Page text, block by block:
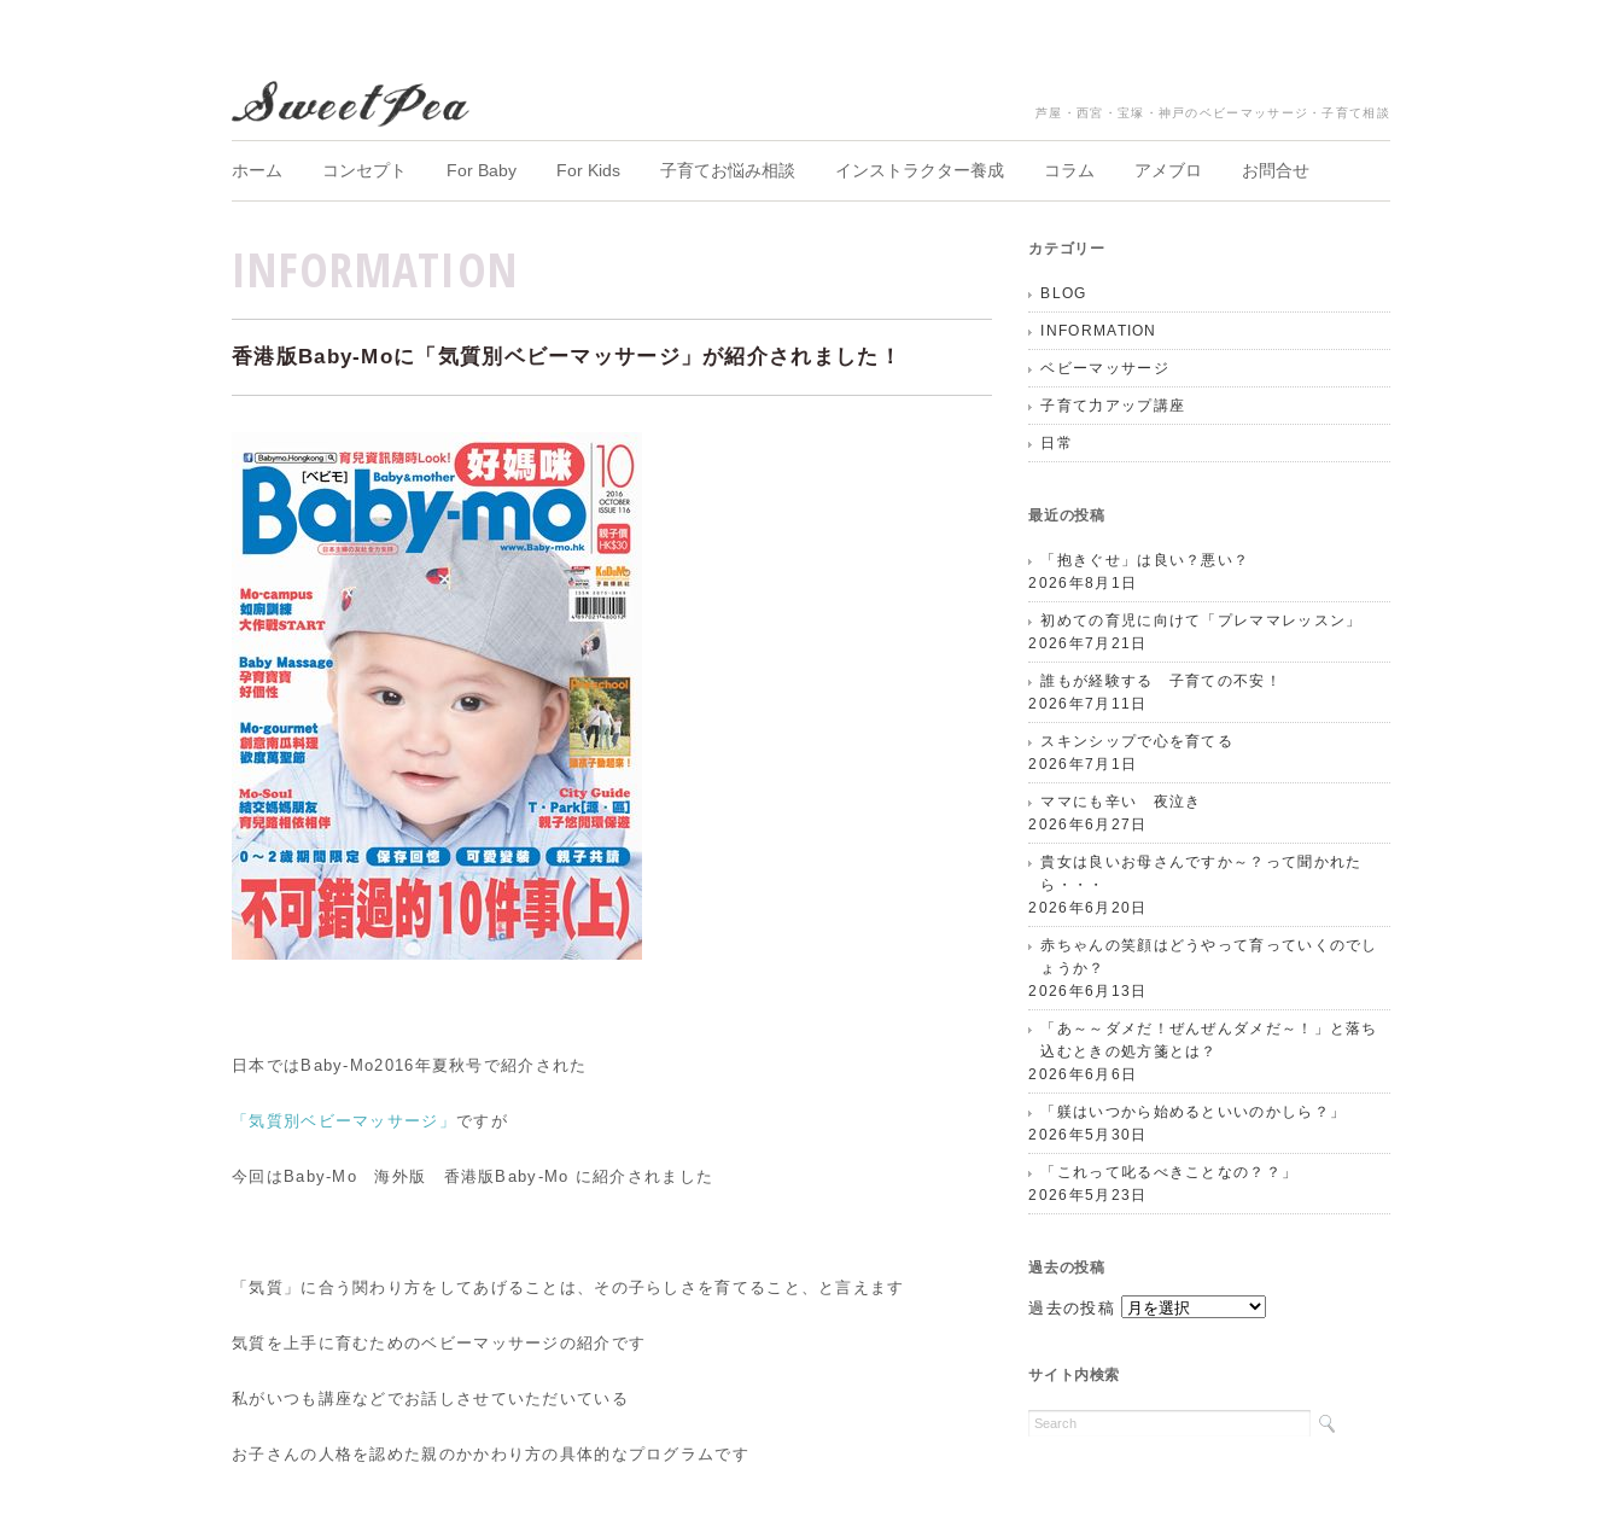
芦屋・西宮・宝塚・神戸のベビーマッサージ・子育て相談
ホーム コンセプト For Baby For Kids 子育てお悩み相談 インストラクター養成 コラム アメブロ お問合せ
INFORMATION
香港版Baby-Moに「気質別ベビーマッサージ」が紹介されました！
日本ではBaby-Mo2016年夏秋号で紹介された
「気質別ベビーマッサージ」 ですが
今回はBaby-Mo 海外版 香港版Baby-Mo に紹介されました
「気質」に合う関わり方をしてあげることは、その子らしさを育てること、と言えます
気質を上手に育むためのベビーマッサージの紹介です
私がいつも講座などでお話しさせていただいている
お子さんの人格を認めた親のかかわり方の具体的なプログラムです
カテゴリー
BLOG
INFORMATION
ベビーマッサージ
子育て力アップ講座
日常
最近の投稿
「抱きぐせ」は良い？悪い？
2026年8月1日
初めての育児に向けて「プレママレッスン」
2026年7月21日
誰もが経験する 子育ての不安！
2026年7月11日
スキンシップで心を育てる
2026年7月1日
ママにも辛い 夜泣き
2026年6月27日
貴女は良いお母さんですか～？って聞かれた
ら・・・
2026年6月20日
赤ちゃんの笑顔はどうやって育っていくのでし
ょうか？
2026年6月13日
「あ～～ダメだ！ぜんぜんダメだ～！」と落ち
込むときの処方箋とは？
2026年6月6日
「躾はいつから始めるといいのかしら？」
2026年5月30日
「これって叱るべきことなの？？」
2026年5月23日
過去の投稿
過去の投稿
サイト内検索